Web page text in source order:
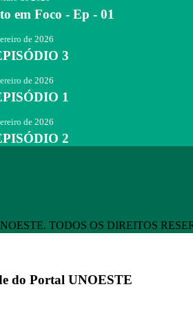
em Foco - Ep - 01
de 2026
3
de 2026
1
de 2026
2
TODOS OS DIREITOS
do Portal UNOESTE